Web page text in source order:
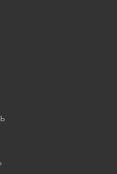
совместимость
счёт